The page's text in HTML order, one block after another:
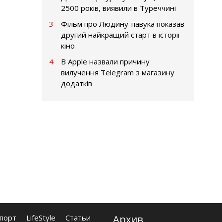
2500 років, виявили в Туреччині
3
Фільм про Людину-павука показав
другий найкращий старт в історії
кіно
4
В Apple назвали причину
вилучення Telegram з магазину
додатків
LifeStyle Статьи